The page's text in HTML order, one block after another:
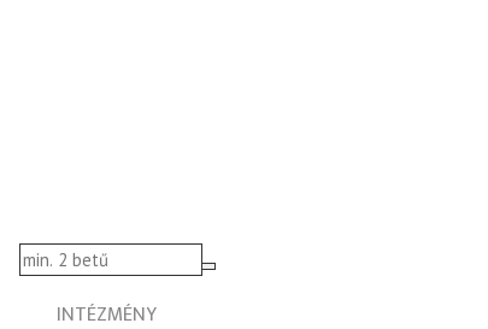
INTÉZMÉNY